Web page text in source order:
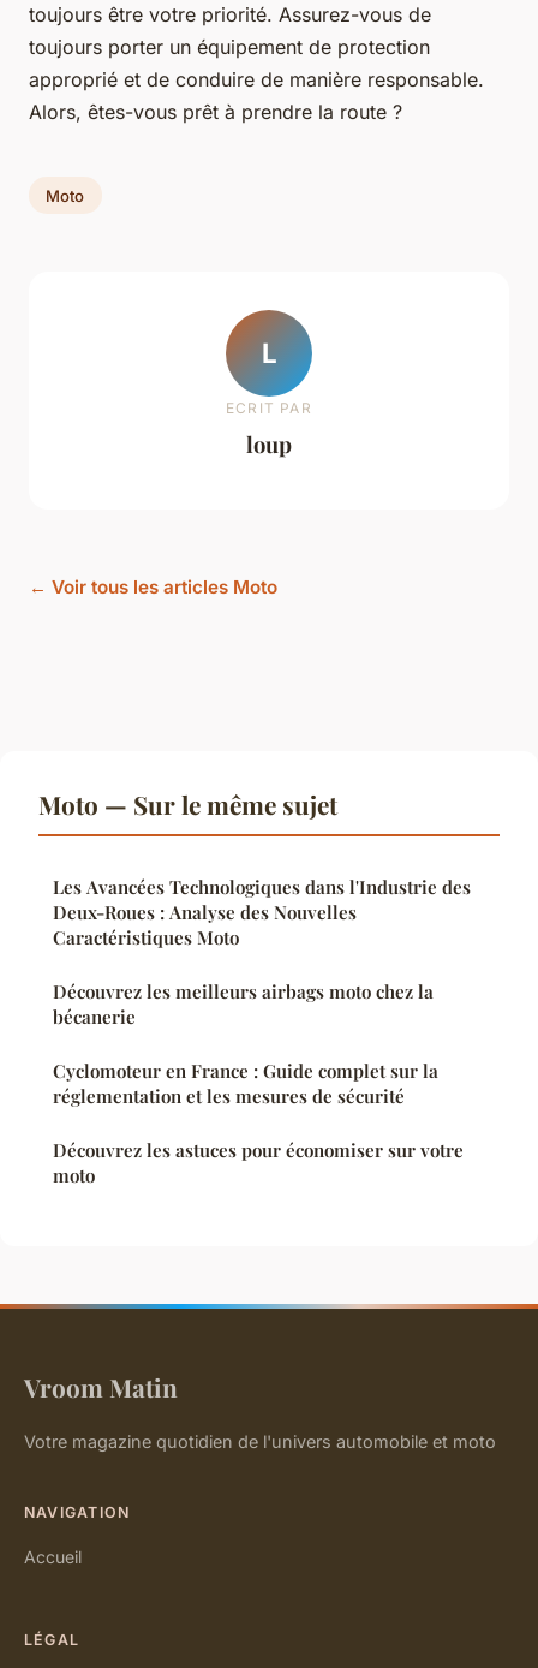
toujours être votre priorité. Assurez-vous de
toujours porter un équipement de protection
approprié et de conduire de manière responsable.
Alors, êtes-vous prêt à prendre la route ?
Moto
L
ECRIT PAR
loup
← Voir tous les articles Moto
Moto — Sur le même sujet
Les Avancées Technologiques dans l'Industrie des
Deux-Roues : Analyse des Nouvelles
Caractéristiques Moto
Découvrez les meilleurs airbags moto chez la
bécanerie
Cyclomoteur en France : Guide complet sur la
réglementation et les mesures de sécurité
Découvrez les astuces pour économiser sur votre
moto
Vroom Matin
Votre magazine quotidien de l'univers automobile et moto
NAVIGATION
Accueil
LÉGAL